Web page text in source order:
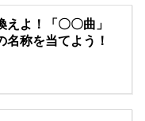
えよ！「〇〇曲」
名称を当てよう！